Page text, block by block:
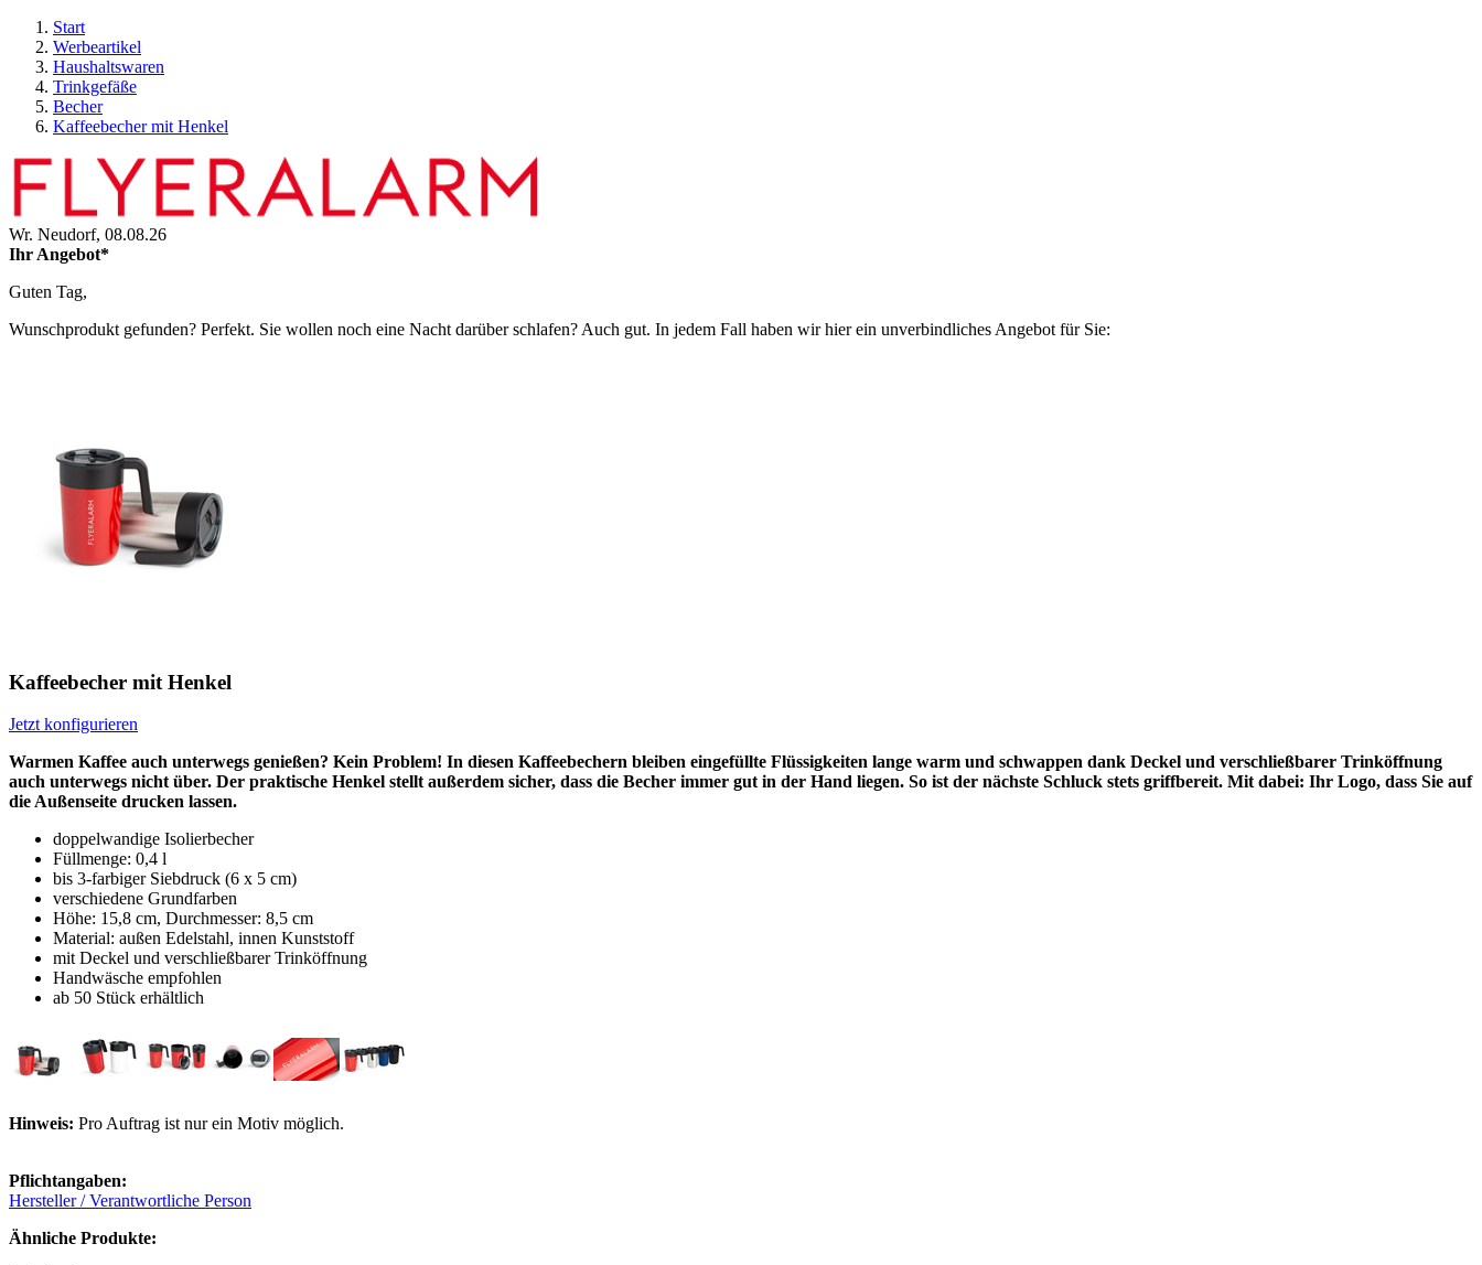
Start
Werbeartikel
Haushaltswaren
Trinkgefäße
Becher
Kaffeebecher mit Henkel
Wr. Neudorf, 08.08.26
Ihr Angebot*
Guten Tag,
Wunschprodukt gefunden? Perfekt. Sie wollen noch eine Nacht darüber schlafen? Auch gut. In jedem Fall haben wir hier ein unverbindliches Angebot für Sie:
Kaffeebecher mit Henkel
Jetzt konfigurieren
Warmen Kaffee auch unterwegs genießen? Kein Problem! In diesen Kaffeebechern bleiben eingefüllte Flüssigkeiten lange warm und schwappen dank Deckel und verschließbarer Trinköffnung
auch unterwegs nicht über. Der praktische Henkel stellt außerdem sicher, dass die Becher immer gut in der Hand liegen. So ist der nächste Schluck stets griffbereit. Mit dabei: Ihr Logo, dass Sie auf
die Außenseite drucken lassen.
doppelwandige Isolierbecher
Füllmenge: 0,4 l
bis 3-farbiger Siebdruck (6 x 5 cm)
verschiedene Grundfarben
Höhe: 15,8 cm, Durchmesser: 8,5 cm
Material: außen Edelstahl, innen Kunststoff
mit Deckel und verschließbarer Trinköffnung
Handwäsche empfohlen
ab 50 Stück erhältlich
Hinweis: Pro Auftrag ist nur ein Motiv möglich.
Pflichtangaben:
Hersteller / Verantwortliche Person
Ähnliche Produkte: